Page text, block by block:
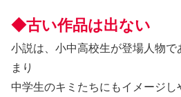
◆古い作品は出ない
小説は、小中高校生が登場人物
まり
中学生のキミたちにもイメージ